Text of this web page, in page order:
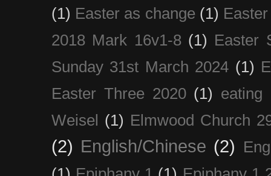
(1) Easter as change (1)
2018 Mark 16v1-8 (1) Easter
Sunday 31st March 2024 (1)
Easter Three 2020 (1) eating
Weisel
(1) Elmwood Church
(2) English/Chinese (2)